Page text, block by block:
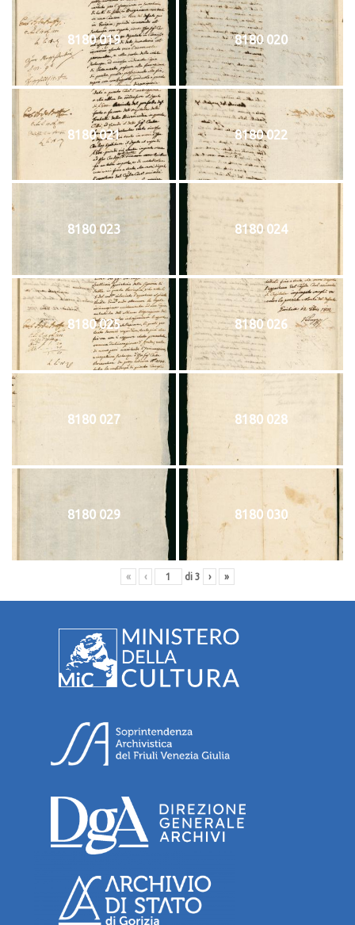
8180 019 8180 020
8180 021 8180 022
8180 023 8180 024
8180 025 8180 026
8180 027 8180 028
8180 029 8180 030
« ‹ di 3 › »